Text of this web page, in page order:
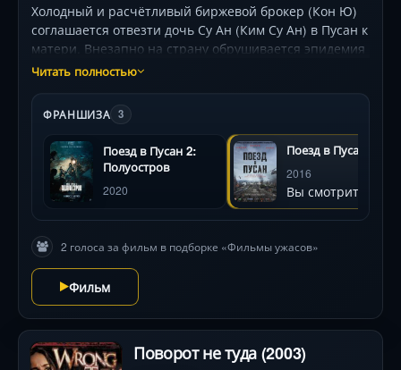
Холодный и расчётливый биржевой брокер (Кон Ю)
соглашается отвезти дочь Су Ан (Ким Су Ан) в Пусан к
матери. Внезапно на страну обрушивается эпидемия
загадочного вируса, превращающего людей в
выживших, включая беременную женщину (Чон Ю
Ми) и её мужа-силача (Ма Дон Сок), оказывается в
ловушке несущегося экспресса. Сквозь туннели хаоса
и предательства герои прорываются к последнему
оплоту безопасности, где их ждёт испытание
человечностью. Визуальная мощь и неостановимый
ритм держат в напряжении до финального кадра.
Читать полностью
ФРАНШИЗА 3
Поезд в Пусан 2:
Полуостров
2020
Поезд в Пусан
2016
Вы смотрите
2 голоса за фильм в подборке «Фильмы ужасов»
Фильм
Поворот не туда (2003)